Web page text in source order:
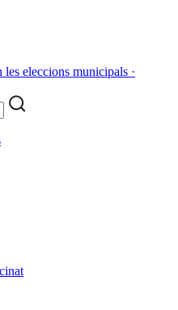
eleccions municipals ·